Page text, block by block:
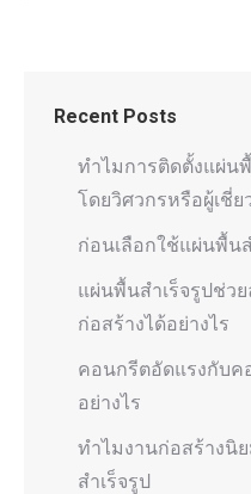
Recent Posts
ทำไมการติดตั้งแผ่น
โดยวิศวกรหรือผู้เชี่
ก่อนเลือกใช้แผ่นพื้น
แผ่นพื้นสำเร็จรูปช่ว
ก่อสร้างได้อย่างไร
คอนกรีตอัดแรงกับค
อย่างไร
ทำไมงานก่อสร้างนิ
สำเร็จรูป